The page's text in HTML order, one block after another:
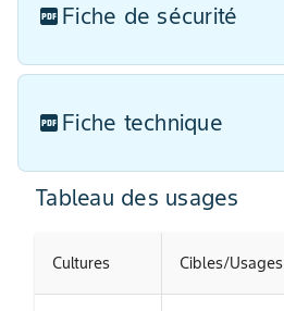
Fiche de sécurité
Fiche technique
Tableau des usages
Cultures Cibles/Usages